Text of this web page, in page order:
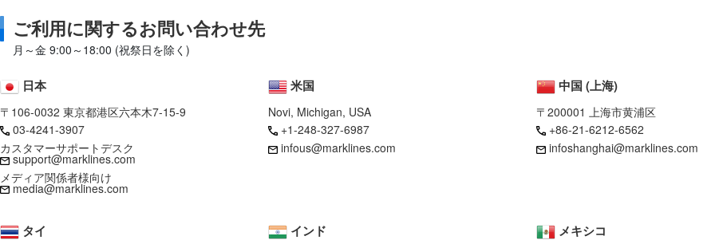
ご利用に関するお問い合わせ先
月～金 9:00～18:00 (祝祭日を除く)
日本
〒106-0032 東京都港区六本木7-15-9
03-4241-3907
カスタマーサポートデスク
support@marklines.com
メディア関係者様向け
media@marklines.com
米国
Novi, Michigan, USA
+1-248-327-6987
infous@marklines.com
メキシコ
中国 (上海)
〒200001 上海市黄浦区
+86-21-6212-6562
infoshanghai@marklines.com
タイ インド